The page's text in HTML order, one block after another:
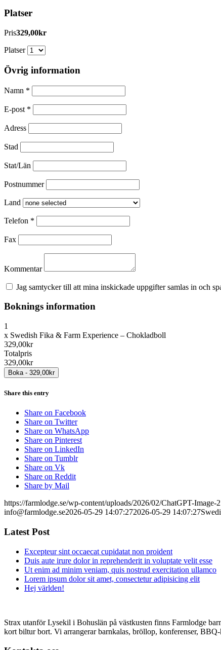
Platser
Pris329,00kr
Platser
Övrig information
Namn *
E-post *
Adress
Stad
Stat/Län
Postnummer
Land
Telefon *
Fax
Kommentar
Jag samtycker till att mina inskickade uppgifter samlas in och
Boknings information
1
x Swedish Fika & Farm Experience – Chokladboll
329,00kr
Totalpris
329,00kr
Share this entry
Share on Facebook
Share on Twitter
Share on WhatsApp
Share on Pinterest
Share on LinkedIn
Share on Tumblr
Share on Vk
Share on Reddit
Share by Mail
https://farmlodge.se/wp-content/uploads/2026/02/ChatGPT-Image-
info@farmlodge.se2026-05-29 14:07:272026-05-29 14:07:27
Latest Post
Excepteur sint occaecat cupidatat non proident
Duis aute irure dolor in reprehenderit in voluptate velit esse
Ut enim ad minim veniam, quis nostrud exercitation ullamco
Lorem ipsum dolor sit amet, consectetur adipisicing elit
Hej världen!
Strax utanför Lysekil i Bohuslän på västkusten finns Farmlodge
kort biltur bort. Vi arrangerar barnkalas, bröllop, konferenser,